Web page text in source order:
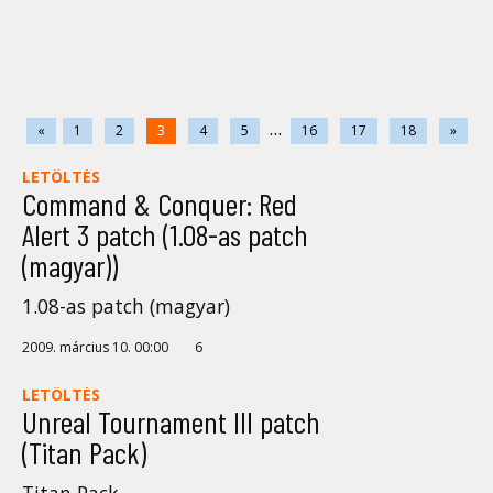
« 1 2 3 4 5 ... 16 17 18 »
LETÖLTÉS
Command & Conquer: Red
Alert 3 patch (1.08-as patch
(magyar))
1.08-as patch (magyar)
2009. március 10. 00:00 6
LETÖLTÉS
Unreal Tournament III patch
(Titan Pack)